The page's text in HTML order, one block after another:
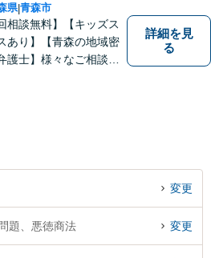
県|青森市
相談無料】【キッズス
あり】【青森の地域密
護士】様々なご相談・
詳細を見
る
変更
題、悪徳商法 変更